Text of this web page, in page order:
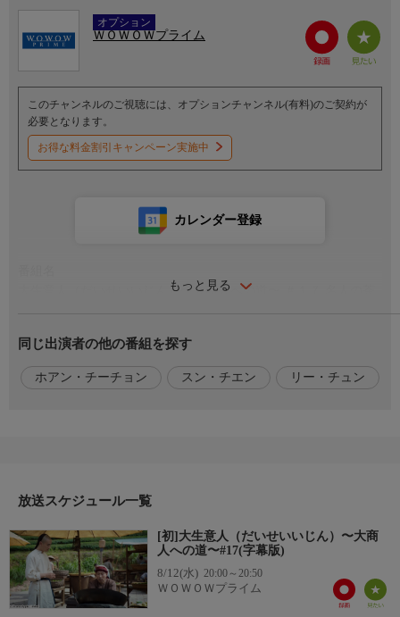
オプション
Ch.191
ＷＯＷＯＷプライム
このチャンネルのご視聴には、オプションチャンネル(有料)のご契約が
必要となります。
お得な料金割引キャンペーン実施中
もっと見る
カレンダー登録
大生意人（だいせいいじん）〜大商人への道〜 ＃１７ 名人の茶
番組内容
安徽（あんき）茶商会の侯二（ホウ・アル）が、茶の買い付けに
山澗（さんかん）村にやって来て、無理難題を押しつける。盛ん
(2025年 中国)
【演出】チャン・ティン
【脚本】チャン・ティン
【出演】チェン・シャオ、スン・チエン、ルオ・イージョウ、チ
同じ出演者の他の番組を探す
ホアン・チーチョン スン・チエン リー・チュン
放送スケジュール一覧
[初]大生意人（だいせいいじん）〜大商
人への道〜#17(字幕版)
8/12(水) 20:00～20:50
ＷＯＷＯＷプライム